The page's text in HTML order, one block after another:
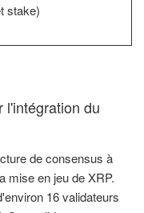
stake)
l'intégration du
de consensus à
mise en jeu de XRP.
16 validateurs